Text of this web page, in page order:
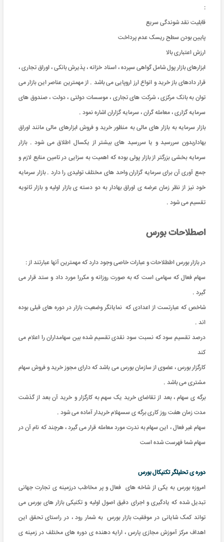
:
قابلیت نقد شوندگی سریع
پایین بودن سطح ریسک عدم پرداخت
ارزش اعتباری بالا
ابزارهای بازار پول شامل گواهی سپرده ، اسناد خزانه ، پذیرش بانکی ، اوراق تجاری ،
قرار دادهای باز خرید و انواع ارز اروپایی می باشد . از مهمترین عناصر این بازار می
توان به بانک مرکزی ، شرکت های تجاری ، موسسات دولتی ، دولت ، صندوق های
سرمایه گزاری ، معامله گران ، سرمایه گزاران اشاره نمود .
بازار سرمایه به بازار های مالی به منظور خرید و فروش ابزارهای مالی مانند اوراق
بهاداربدون سررسید و یا سررسید های بیشتر از یکسال اطلاق می شود . بازار
سرمایه بخشی بزرگتر از بازار پولی بوده که اهمیت به سزایی در تامین منابع لازم و
جمع آوری آن برای سرمایه گزاران واحد های مختلف تولیدی را دارد . بازار سرمایه
خود نیز از نظر زمان عرضه ی اوراق بهادار به دو دسته ی بازار اولیه و بازار ثانویه
تقسیم می شود .
اصطلاحات بورس
در بازار بورس اططلاحات و عبارات خاصی وجود دارد که مهمترین آنها عبارتند از :
سهام فعال که سهامی است که به صورت روزانه و مکررا مورد داد و ستد قرار می
گیرد .
شاخص که عبارتست از اعدادی که نمایانگر وضعیت بازار در دوره های قبلی بوده
اند .
درصد تقسیم سود که نسبت سود نقدی تقسیم شده بین سهامداران را اعلام می
کند
کارگزار بورس ، عضوی از سازمان بورس می باشد که دارای مجوز خرید و فروش سهام
مشتری می باشد .
برگه ی سهام ، بعد از تقاضای خرید یک سهم به کارگزار و خرید آن بعد از گذشت
مدت زمان هفت روز کاری برگه ی سسهلام خریدار آماده می شود .
سهام غیر فعال ، این سهام به ندرت مورد معامله قرار می گیرد ، هرچند که نام آن در
سهام شما فهرست شده است
دوره ی تحلیلگر تکنیکال بورس
امروزه بورس به یکی از شاخه های فعال و پر مخاطب درزمینه ی تجارت جهانی
تبدیل شده که یادگیری و اجرای دقیق اصول اولیه و تکنیکی بازار های بورس می
تواند کمک شایانی در موفقیت بازار بورس به شمار رود ، در راستای تحقق این
اهداف مرکز آموزش مجازی پارس ، ارایه دهنده ی دوره های مختلف در زمینه ی